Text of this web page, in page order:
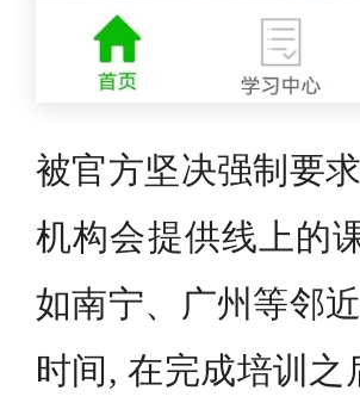
被官方坚决强制要
机构会提供线上的
如南宁、广州等邻
时间, 在完成培训